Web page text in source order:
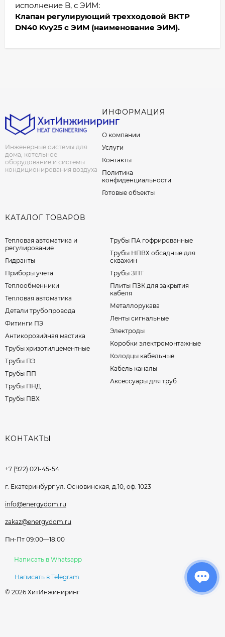
исполнение B, с ЭИМ:
Клапан регулирующий трехходовой ВКТР
DN40 Kvy25 с ЭИМ (наименование ЭИМ).
Инженерные системы для
дома, котельное
оборудование и системы
кондиционирования воздуха
ИНФОРМАЦИЯ
О компании
Услуги
Контакты
Политика
конфиденциальности
Готовые объекты
КАТАЛОГ ТОВАРОВ
Тепловая автоматика и
регулирование
Гидранты
Приборы учета
Теплообменники
Тепловая автоматика
Детали трубопровода
Фитинги ПЭ
Антикорозийная мастика
Трубы хризотилцементные
Трубы ПЭ
Трубы ПП
Трубы ПНД
Трубы ПВХ
Трубы ПА гофрированные
Трубы НПВХ обсадные для
скважин
Трубы ЗПТ
Плиты ПЗК для закрытия
кабеля
Металлорукава
Ленты сигнальные
Электроды
Коробки электромонтажные
Колодцы кабельные
Кабель каналы
Аксессуары для труб
КОНТАКТЫ
+7 (922) 021-45-54
г. Екатеринбург ул. Основинская, д.10, оф. 1023
info@energydom.ru
zakaz@energydom.ru
Пн-Пт 09:00—18:00
Написать в Whatsapp
Написать в Telegram
© 2026 ХитИнжиниринг